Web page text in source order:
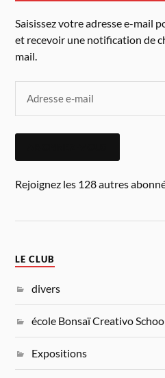
Saisissez votre adresse e-mail
et recevoir une notification de
mail.
Rejoignez les 128 autres
LE CLUB
divers
école Bonsaï Creativo
Expositions